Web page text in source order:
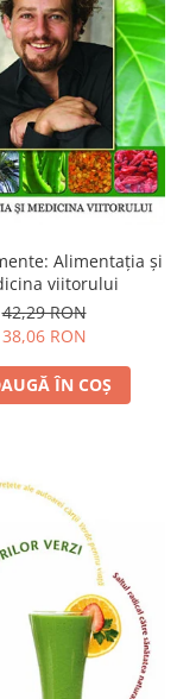
Alimentaţia şi
viitorului
42,29 RON
38,06 RON
ÎN COȘ